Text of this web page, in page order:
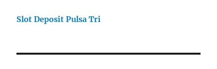
Slot Deposit Pulsa Tri